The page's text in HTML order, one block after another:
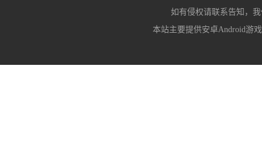
如有侵权请联系告知，
本站主要提供安卓Android游